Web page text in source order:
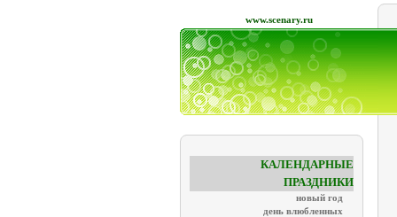
www.scenary.ru
КАЛЕНДАРНЫЕ
ПРАЗДНИКИ
новый год
день влюбленных